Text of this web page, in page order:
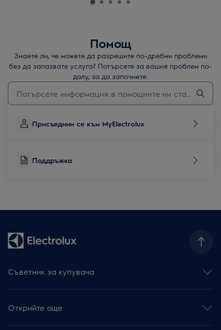
Помощ
Знаете ли, че можете да разрешите по-дребни проблеми
без да запазвате услуга? Потърсете за вашия проблем по-
долу, за да започнете.
Въведете текст за да потърсите статии за поддръжка
Присъедини се към MyElectrolux
Поддръжка
Съветник за купувача
Готварски плотове
Абсорбатори
Съдомиялни
Открийте още